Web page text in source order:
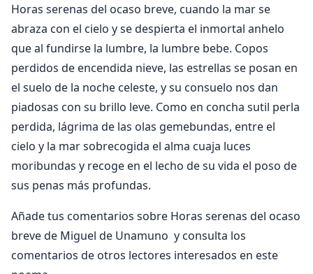
Horas serenas del ocaso breve, cuando la mar se
abraza con el cielo y se despierta el inmortal anhelo
que al fundirse la lumbre, la lumbre bebe. Copos
perdidos de encendida nieve, las estrellas se posan en
el suelo de la noche celeste, y su consuelo nos dan
piadosas con su brillo leve. Como en concha sutil perla
perdida, lágrima de las olas gemebundas, entre el
cielo y la mar sobrecogida el alma cuaja luces
moribundas y recoge en el lecho de su vida el poso de
sus penas más profundas.
Añade tus comentarios sobre Horas serenas del ocaso
breve de Miguel de Unamuno y consulta los
comentarios de otros lectores interesados en este